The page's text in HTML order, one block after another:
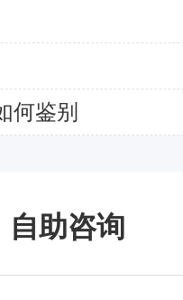
何鉴别
自助咨询